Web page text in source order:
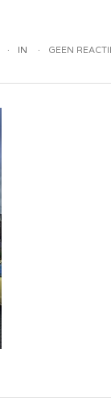
IN GEEN